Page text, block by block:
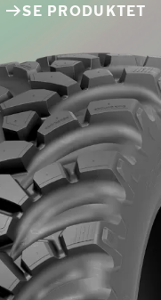
SE PRODUKTET